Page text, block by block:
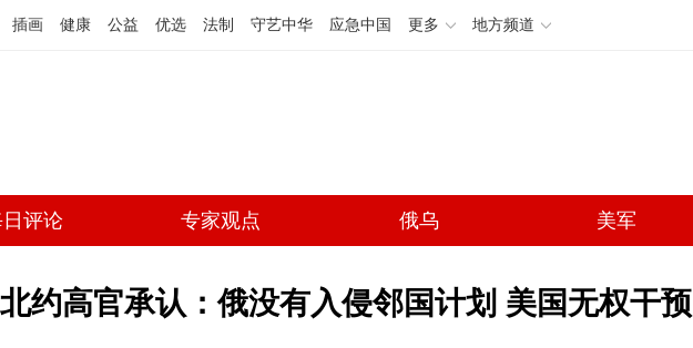
插画 健康 公益 优选 法制 守艺中华 应急中国 更多 地方频道
评论 专家观点 俄乌 美军
北约高官承认：俄没有入侵邻国计划 美国无权干预